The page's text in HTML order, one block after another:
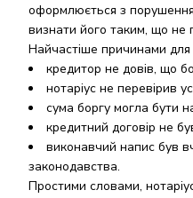
оформлюється з
визнати його таким, що не
Найчастіше причинами для
кредитор не довів, що
нотаріус не перевірив
сума боргу могла бути
кредитний договір не
виконавчий напис був
законодавства.
Простими словами,